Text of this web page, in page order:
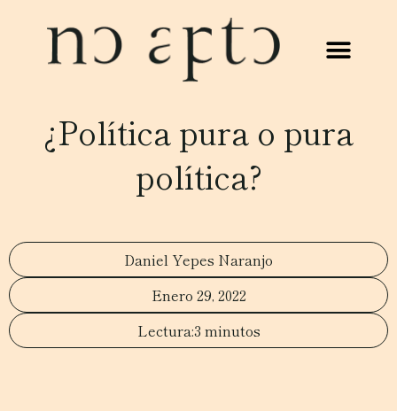
¿Política pura o pura
política?
Daniel Yepes Naranjo
Enero 29, 2022
3 minutos